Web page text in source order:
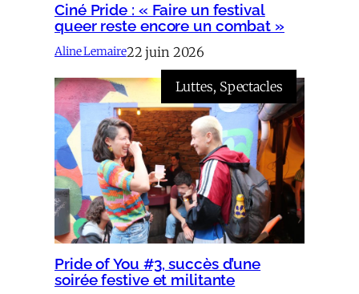
Ciné Pride : « Faire un festival
queer reste encore un combat »
Aline Lemaire22 juin 2026
Luttes, Spectacles
Pride of You #3, succès d’une
soirée festive et militante